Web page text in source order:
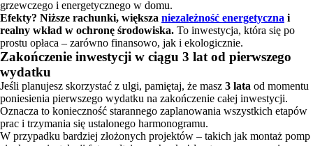
grzewczego i energetycznego w domu.
Efekty? Niższe rachunki, większa niezależność energetyczna i
realny wkład w ochronę środowiska. To inwestycja, która się po
prostu opłaca – zarówno finansowo, jak i ekologicznie.
Zakończenie inwestycji w ciągu 3 lat od pierwszego
wydatku
Jeśli planujesz skorzystać z ulgi, pamiętaj, że masz 3 lata od momentu
poniesienia pierwszego wydatku na zakończenie całej inwestycji.
Oznacza to konieczność starannego zaplanowania wszystkich etapów
prac i trzymania się ustalonego harmonogramu.
W przypadku bardziej złożonych projektów – takich jak montaż pomp